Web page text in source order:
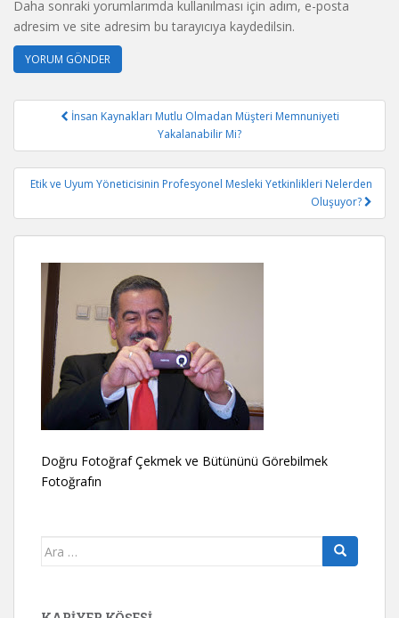
Daha sonraki yorumlarımda kullanılması için adım, e-posta
adresim ve site adresim bu tarayıcıya kaydedilsin.
Yazı
İnsan Kaynakları Mutlu Olmadan Müşteri Memnuniyeti
Yakalanabilir Mi?
Etik ve Uyum Yöneticisinin Profesyonel Mesleki Yetkinlikleri Nelerden
Oluşuyor?
Doğru Fotoğraf Çekmek ve Bütününü Görebilmek
Fotoğrafın
Arama